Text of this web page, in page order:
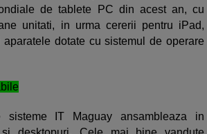
de tablete PC din acest an, cu
unitati, in urma cererii pentru iPad,
aparatele dotate cu sistemul de operare
sisteme IT Maguay ansambleaza in